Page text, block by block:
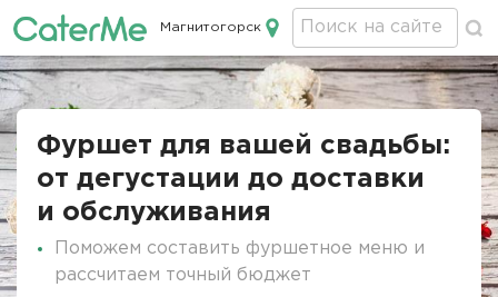
Кейтеринг в Магнитогорске
Магнитогорск
Строка
Фуршет для вашей свадьбы:
от дегустации до доставки
и обслуживания
Поможем составить фуршетное меню и
рассчитаем точный бюджет